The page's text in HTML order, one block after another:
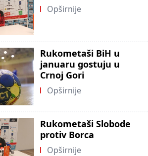
Opširnije
Rukometaši BiH u
januaru gostuju u
Crnoj Gori
Opširnije
Rukometaši Slobode
protiv Borca
Opširnije